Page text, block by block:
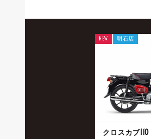
NEW 明石店